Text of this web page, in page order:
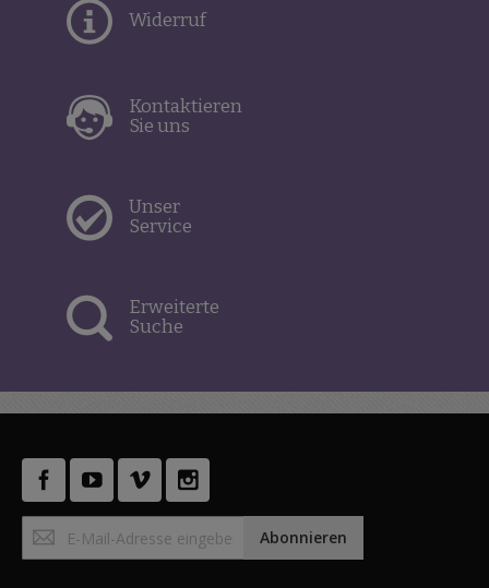
Widerruf
Kontaktieren
Sie uns
Unser
Service
Erweiterte
Suche
Anmeldung
zum
Abonnieren